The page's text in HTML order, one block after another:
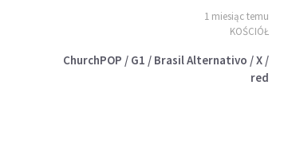
1 miesiąc temu
KOŚCIÓŁ
ChurchPOP / G1 / Brasil Alternativo / X /
red